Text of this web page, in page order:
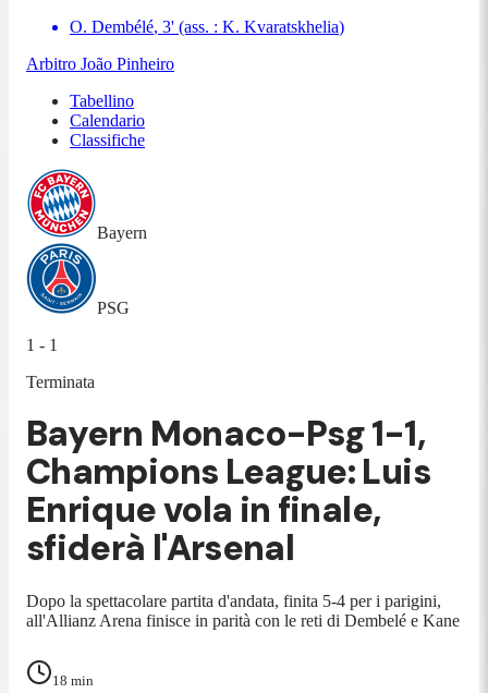
O. Dembélé, 3' (ass. : K. Kvaratskhelia)
Arbitro João Pinheiro
Tabellino
Calendario
Classifiche
Bayern
PSG
1 - 1
Terminata
Bayern Monaco-Psg 1-1,
Champions League: Luis
Enrique vola in finale,
sfiderà l'Arsenal
Dopo la spettacolare partita d'andata, finita 5-4 per i parigini,
all'Allianz Arena finisce in parità con le reti di Dembelé e Kane
18 min